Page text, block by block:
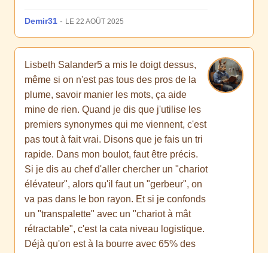
Demir31 - LE 22 AOÛT 2025
Lisbeth Salander5 a mis le doigt dessus,
même si on n'est pas tous des pros de la
plume, savoir manier les mots, ça aide
mine de rien. Quand je dis que j'utilise les
premiers synonymes qui me viennent, c'est
pas tout à fait vrai. Disons que je fais un tri
rapide. Dans mon boulot, faut être précis.
Si je dis au chef d'aller chercher un "chariot
élévateur", alors qu'il faut un "gerbeur", on
va pas dans le bon rayon. Et si je confonds
un "transpalette" avec un "chariot à mât
rétractable", c'est la cata niveau logistique.
Déjà qu'on est à la bourre avec 65% des